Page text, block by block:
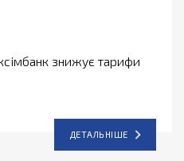
знижує тарифи
ДЕТАЛЬНІШЕ